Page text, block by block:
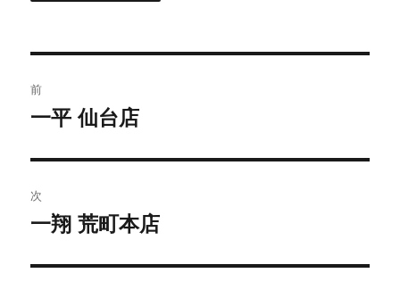
稿
ビ
ゲ
ー
前
前
投
稿:
一平 仙台店
次
次
投
一翔 荒町本店